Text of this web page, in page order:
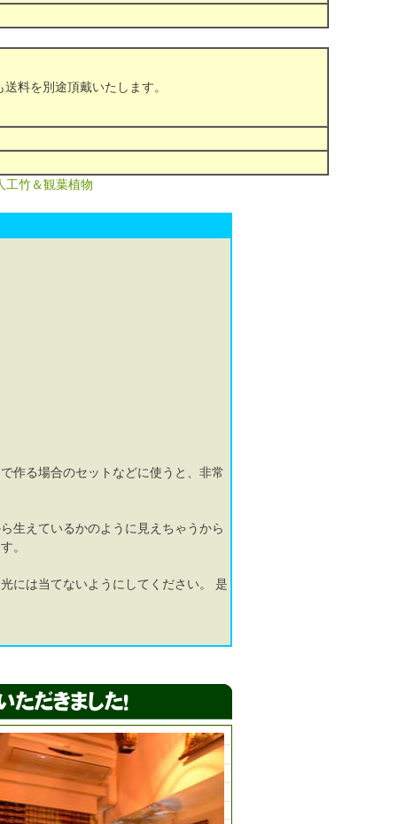
料を別途頂戴いたします。
工竹＆観葉植物
作る場合のセットなどに使うと、非常
生えているかのように見えちゃうから
。
には当てないようにしてください。 是